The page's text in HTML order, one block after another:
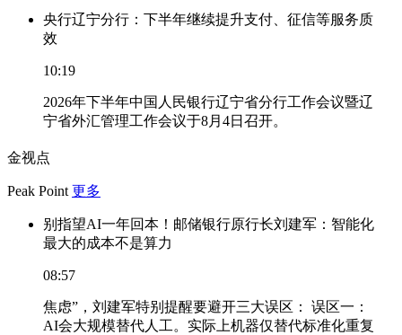
央行辽宁分行：下半年继续提升支付、征信等服务质
效
10:19
2026年下半年中国人民银行辽宁省分行工作会议暨辽
宁省外汇管理工作会议于8月4日召开。
金视点
Peak Point 更多
别指望AI一年回本！邮储银行原行长刘建军：智能化
最大的成本不是算力
08:57
焦虑”，刘建军特别提醒要避开三大误区： 误区一：
AI会大规模替代人工。实际上机器仅替代标准化重复